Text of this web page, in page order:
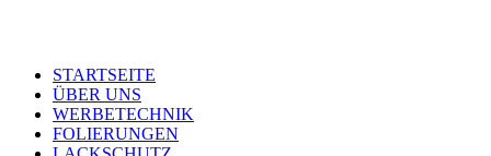
STARTSEITE
ÜBER UNS
WERBETECHNIK
FOLIERUNGEN